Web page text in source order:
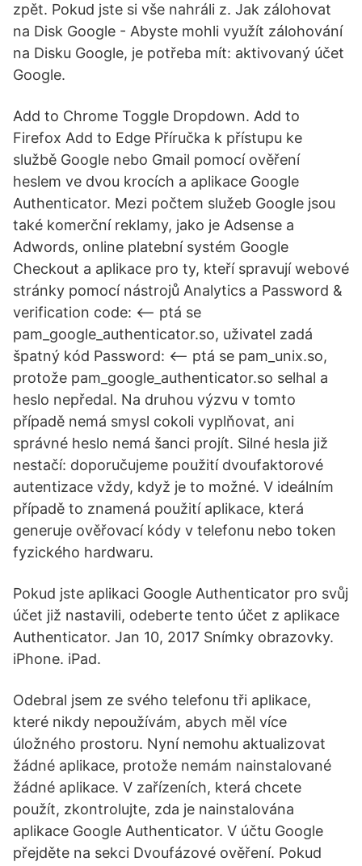
zpět. Pokud jste si vše nahráli z. Jak zálohovat
na Disk Google - Abyste mohli využít zálohování
na Disku Google, je potřeba mít: aktivovaný účet
Google.
Add to Chrome Toggle Dropdown. Add to
Firefox Add to Edge Příručka k přístupu ke
službě Google nebo Gmail pomocí ověření
heslem ve dvou krocích a aplikace Google
Authenticator. Mezi počtem služeb Google jsou
také komerční reklamy, jako je Adsense a
Adwords, online platební systém Google
Checkout a aplikace pro ty, kteří spravují webové
stránky pomocí nástrojů Analytics a Password &
verification code: <-- ptá se
pam_google_authenticator.so, uživatel zadá
špatný kód Password: <-- ptá se pam_unix.so,
protože pam_google_authenticator.so selhal a
heslo nepředal. Na druhou výzvu v tomto
případě nemá smysl cokoli vyplňovat, ani
správné heslo nemá šanci projít. Silné hesla již
nestačí: doporučujeme použití dvoufaktorové
autentizace vždy, když je to možné. V ideálním
případě to znamená použití aplikace, která
generuje ověřovací kódy v telefonu nebo token
fyzického hardwaru.
Pokud jste aplikaci Google Authenticator pro svůj
účet již nastavili, odeberte tento účet z aplikace
Authenticator. Jan 10, 2017 Snímky obrazovky.
iPhone. iPad.
Odebral jsem ze svého telefonu tři aplikace,
které nikdy nepoužívám, abych měl více
úložného prostoru. Nyní nemohu aktualizovat
žádné aplikace, protože nemám nainstalované
žádné aplikace. V zařízeních, která chcete
použít, zkontrolujte, zda je nainstalována
aplikace Google Authenticator. V účtu Google
přejděte na sekci Dvoufázové ověření. Pokud